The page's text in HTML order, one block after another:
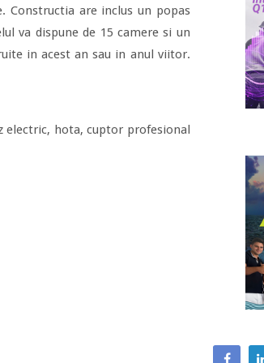
Constructia are inclus un popas
va dispune de 15 camere si un
in acest an sau in anul viitor.
electric, hota, cuptor profesional